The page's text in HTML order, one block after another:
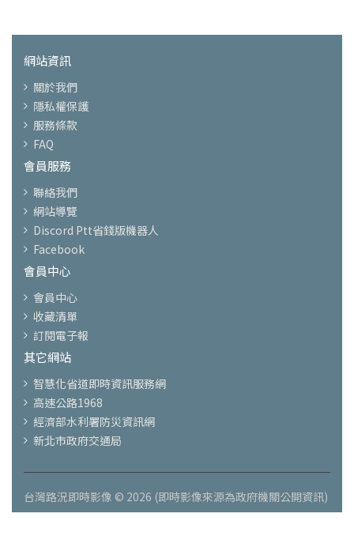
網站資訊
關於我們
隱私權保護
服務條款
FAQ
會員服務
聯絡我們
網站導覽
Discord Ptt省錢版機器人
Facebook
會員中心
會員中心
收藏清單
訂閱電子報
其它網站
智慧化省道即時資訊服務網
高速公路1968
經濟部水利署防災資訊網
新北市政府交通局
台灣路況即時影像 © 2026 (即時影像來源為政府機關公開資訊)